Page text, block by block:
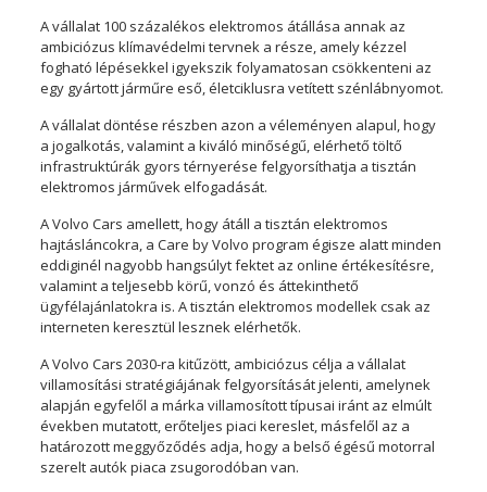
A vállalat 100 százalékos elektromos átállása annak az
ambiciózus klímavédelmi tervnek a része, amely kézzel
fogható lépésekkel igyekszik folyamatosan csökkenteni az
egy gyártott járműre eső, életciklusra vetített szénlábnyomot.
A vállalat döntése részben azon a véleményen alapul, hogy
a jogalkotás, valamint a kiváló minőségű, elérhető töltő
infrastruktúrák gyors térnyerése felgyorsíthatja a tisztán
elektromos járművek elfogadását.
A Volvo Cars amellett, hogy átáll a tisztán elektromos
hajtásláncokra, a Care by Volvo program égisze alatt minden
eddiginél nagyobb hangsúlyt fektet az online értékesítésre,
valamint a teljesebb körű, vonzó és áttekinthető
ügyfélajánlatokra is. A tisztán elektromos modellek csak az
interneten keresztül lesznek elérhetők.
A Volvo Cars 2030-ra kitűzött, ambiciózus célja a vállalat
villamosítási stratégiájának felgyorsítását jelenti, amelynek
alapján egyfelől a márka villamosított típusai iránt az elmúlt
években mutatott, erőteljes piaci kereslet, másfelől az a
határozott meggyőződés adja, hogy a belső égésű motorral
szerelt autók piaca zsugorodóban van.